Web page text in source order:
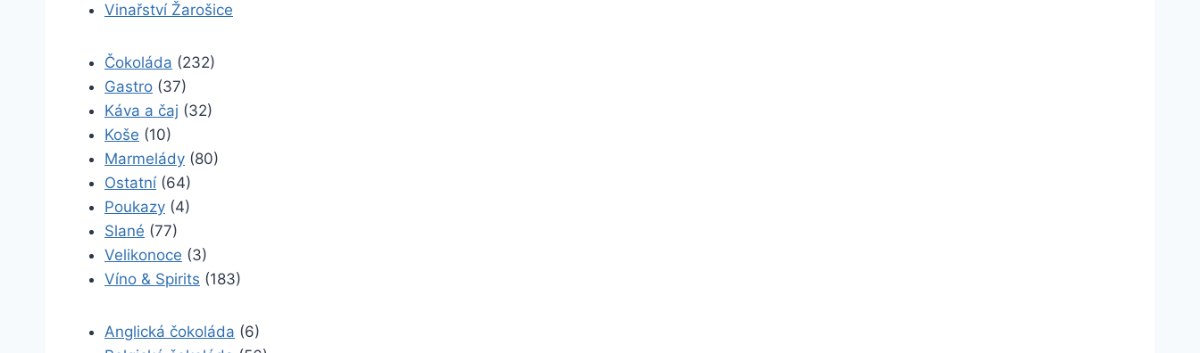
Vinařství Žarošice
Čokoláda (232)
Gastro (37)
Káva a čaj (32)
Koše (10)
Marmelády (80)
Ostatní (64)
Poukazy (4)
Slané (77)
Velikonoce (3)
Víno & Spirits (183)
Anglická čokoláda (6)